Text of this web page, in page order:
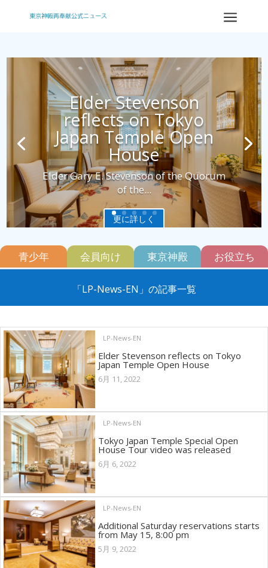
a
Elder Stevenson
reflects on Tokyo
Japan Temple Open
House
Elder Gary E. Stevenson of the Quorum
of the...
更に詳しく
青少年 会員向け 東京神殿 お役立ち
「LP-News-EN」の記事一覧
LP-News-EN
Elder Stevenson reflects on Tokyo
Japan Temple Open House
6月 11, 2022
LP-News-EN
Tokyo Japan Temple Special Open
House Tour video was released
6月 6, 2022
LP-News-EN
Additional Saturday reservations starts
from May 15, 8:00 pm
5月 9, 2022